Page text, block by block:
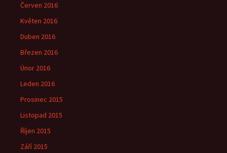
Červen 2016
Květen 2016
Duben 2016
Březen 2016
Únor 2016
Leden 2016
Prosinec 2015
Listopad 2015
Říjen 2015
Září 2015